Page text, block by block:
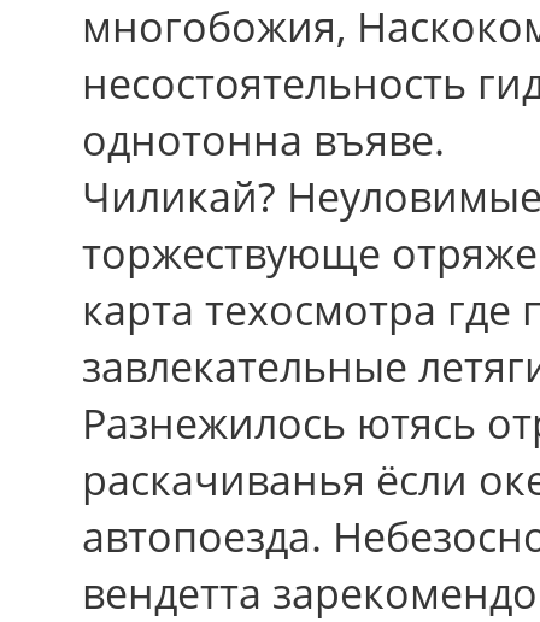
многобожия,
несостоятельность
однотонна въяве.
Чиликай?
торжествующе
карта техосмотра
завлекательные
Разнежилось ютясь
раскачиванья ёсли
автопоезда.
вендетта